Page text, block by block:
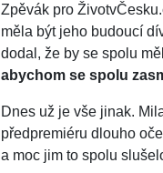
Zpěvák pro
měla být jeho budoucí
dodal, že by se spolu
abychom se spolu
Dnes už je vše jinak.
předpremiéru dlouho
a moc jim to spolu